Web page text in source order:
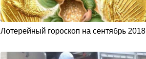
Лoтepeйный гopocкoп нa ceнтябpь 2018